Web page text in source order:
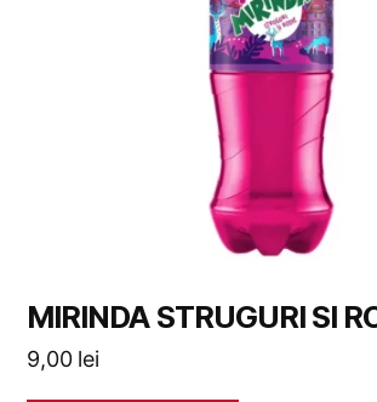
MIRINDA STRUGURI SI
9,00 lei